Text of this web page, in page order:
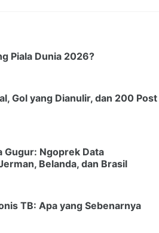
Piala Dunia 2026?
Gol yang Dianulir, dan 200 Post
Gugur: Ngoprek Data
Belanda, dan Brasil
TB: Apa yang Sebenarnya